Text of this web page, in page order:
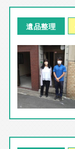
遺品整理